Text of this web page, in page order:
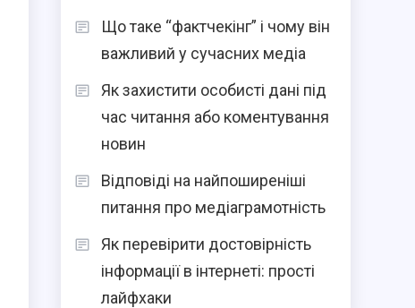
Що таке “фактчекінг” і чому він
важливий у сучасних медіа
Як захистити особисті дані під
час читання або коментування
новин
Відповіді на найпоширеніші
питання про медіаграмотність
Як перевірити достовірність
інформації в інтернеті: прості
лайфхаки